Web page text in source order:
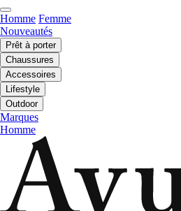
Homme Femme
Nouveautés
Prêt à porter
Chaussures
Accessoires
Lifestyle
Outdoor
Marques
Homme